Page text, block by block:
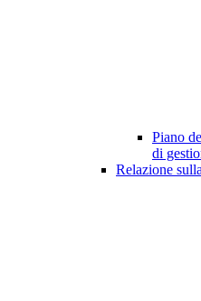
Piano
di
Relazione